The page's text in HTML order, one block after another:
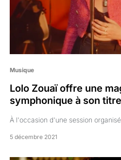
Musique
Lolo Zouaï offre une
symphonique à son
À l'occasion d'une session
5 décembre 2021